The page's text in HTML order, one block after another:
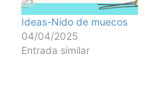
Ideas-Nido de muecos
04/04/2025
Entrada similar